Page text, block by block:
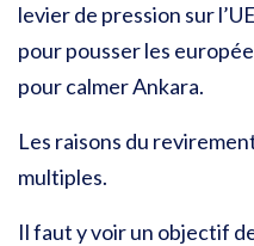
levier de pression sur
pour pousser les
pour calmer Ankara.
Les raisons du
multiples.
Il faut y voir un objectif